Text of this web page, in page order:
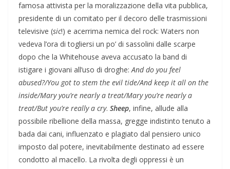
famosa attivista per la moralizzazione della vita pubblica,
presidente di un comitato per il decoro delle trasmissioni
televisive (sic!) e acerrima nemica del rock: Waters non
vedeva l’ora di togliersi un po’ di sassolini dalle scarpe
dopo che la Whitehouse aveva accusato la band di
istigare i giovani all’uso di droghe:And do you feel
abused?/You got to stem the evil tide/And keep it all on the
inside/Mary you’re nearly a treat/Mary you’re nearly a
treat/But you’re really a cry. Sheep, infine, allude alla
possibile ribellione della massa, gregge indistinto tenuto a
bada dai cani, influenzato e plagiato dal pensiero unico
imposto dal potere, inevitabilmente destinato ad essere
condotto al macello. La rivolta degli oppressi è un